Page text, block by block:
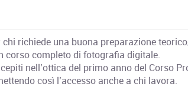
richiede una buona preparazione
corso completo di fotografia digitale.
nell’ottica del primo anno del Corso
così l’accesso anche a chi lavora.